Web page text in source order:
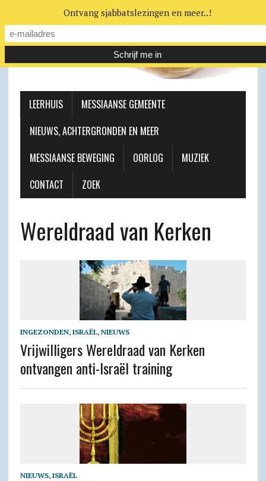
LEERHUIS
MESSIAANSE GEMEENTE
NIEUWS, ACHTERGRONDEN EN MEER
MESSIAANSE BEWEGING
OORLOG
MUZIEK
CONTACT
ZOEK
Wereldraad van Kerken
INGEZONDEN, ISRAËL, NIEUWS
Vrijwilligers Wereldraad van Kerken
ontvangen anti-Israël training
NIEUWS, ISRAËL
Ontvang sjabbatslezingen en meer..!